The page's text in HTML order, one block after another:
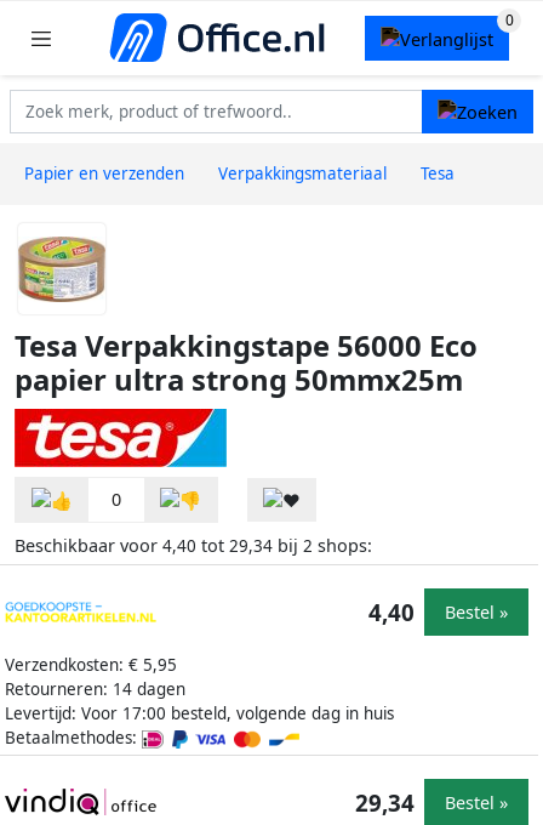
Papier en verzenden Verpakkingsmateriaal Tesa
Tesa Verpakkingstape 56000 Eco
papier ultra strong 50mmx25m
0
Beschikbaar voor 4,40 tot 29,34 bij 2 shops:
Verzendkosten: € 5,95
Retourneren: 14 dagen
Levertijd: Voor 17:00 besteld, volgende dag in huis
Betaalmethodes:
4,40 Bestel »
29,34 Bestel »